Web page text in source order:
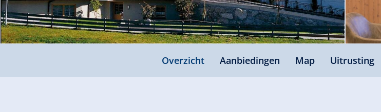
Overzicht Aanbiedingen Map Uitrusting